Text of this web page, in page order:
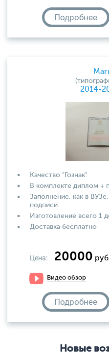
Подробнее
2014-
Качество "Гознак"
В комплекте диплом +
Заполнение, как в
подписи
Изготовление всего 1
Доставка бесплатно
Цена: 20000
Видео обзор
Подробнее
Новые